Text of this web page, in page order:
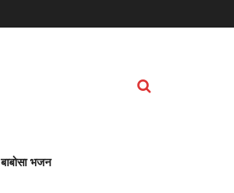
बाबोसा भजन